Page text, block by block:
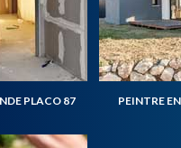
PLACO 87 PEINTRE